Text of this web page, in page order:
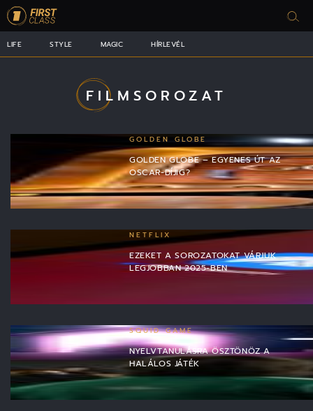
LIFE STYLE MAGIC HÍRLEVÉL
FILMSOROZAT
GOLDEN GLOBE
GOLDEN GLOBE – EGYENES ÚT AZ
OSCAR-DÍJIG?
NETFLIX
EZEKET A SOROZATOKAT VÁRJUK
LEGJOBBAN 2025-BEN
SQUID GAME
NYELVTANULÁSRA ÖSZTÖNÖZ A
HALÁLOS JÁTÉK